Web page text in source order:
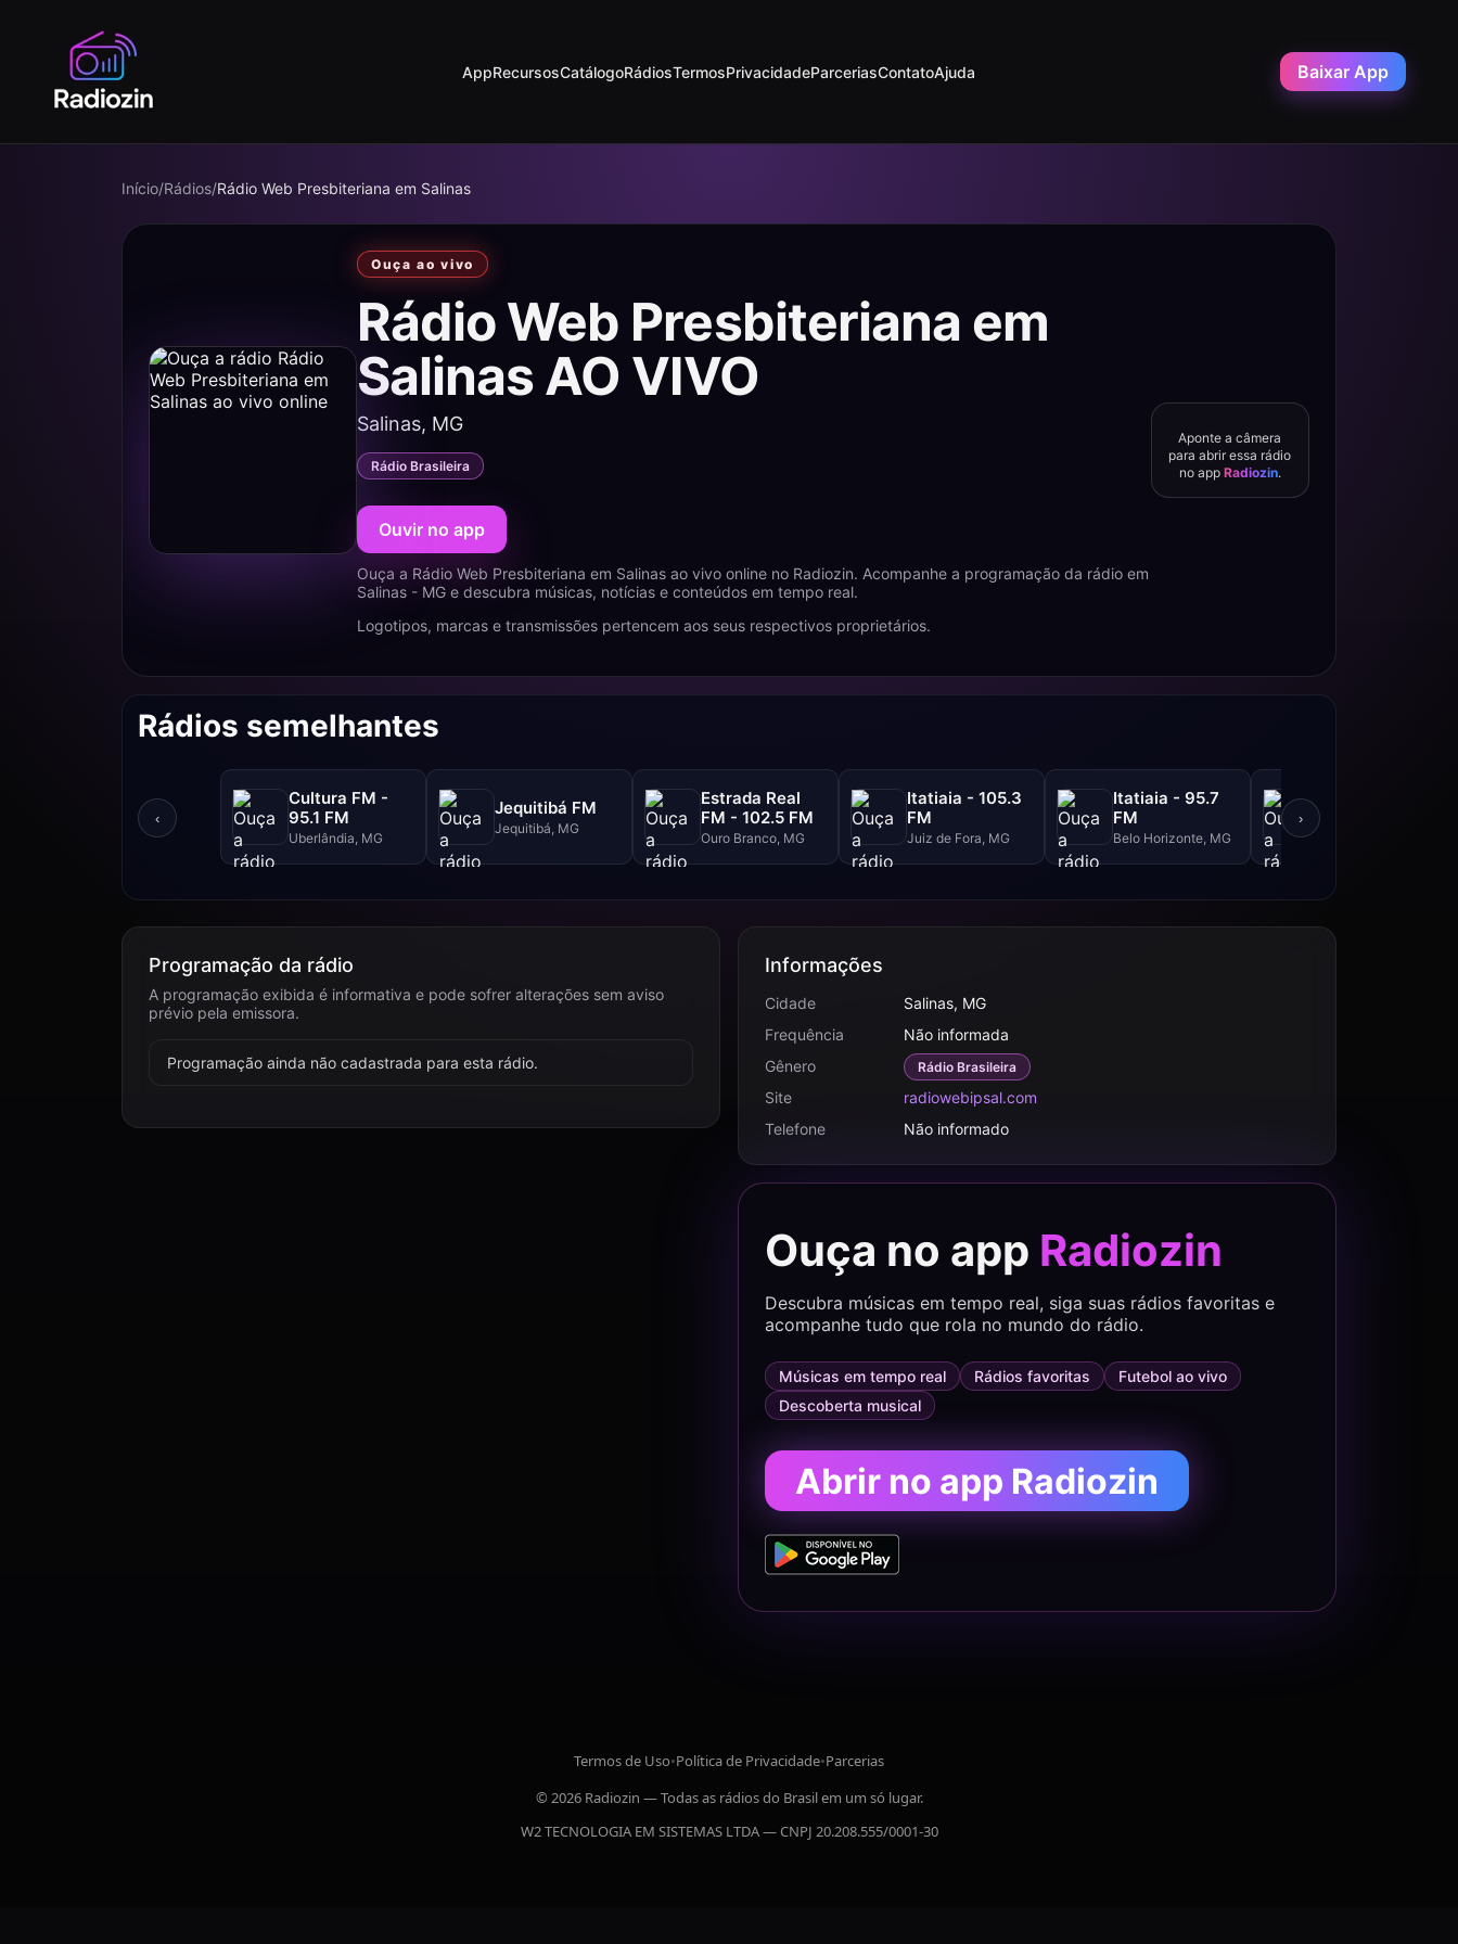
AppRecursosCatálogoRádiosTermosPrivacidadeParceriasContatoAjuda Baixar App
Início/Rádios/Rádio Web Presbiteriana em Salinas
Ouça ao vivo
Rádio Web Presbiteriana em
Salinas AO VIVO
Salinas, MG
Rádio Brasileira
Ouvir no app
Ouça a Rádio Web Presbiteriana em Salinas ao vivo online no Radiozin. Acompanhe a programação da rádio em
Salinas - MG e descubra músicas, notícias e conteúdos em tempo real.
Logotipos, marcas e transmissões pertencem aos seus respectivos proprietários.
Aponte a câmera
para abrir essa rádio
no app Radiozin.
Rádios semelhantes
‹
Cultura FM -
95.1 FM
Uberlândia, MG
Jequitibá FM
Jequitibá, MG
Estrada Real
FM - 102.5 FM
Ouro Branco, MG
Itatiaia - 105.3
FM
Juiz de Fora, MG
Itatiaia - 95.7
FM
Belo Horizonte, MG
AM
›
Programação da rádio
A programação exibida é informativa e pode sofrer alterações sem aviso
prévio pela emissora.
Programação ainda não cadastrada para esta rádio.
Informações
Cidade
Salinas, MG
Frequência
Não informada
Gênero
Rádio Brasileira
Site
radiowebipsal.com
Telefone
Não informado
Ouça no app Radiozin
Descubra músicas em tempo real, siga suas rádios favoritas e
acompanhe tudo que rola no mundo do rádio.
Músicas em tempo real Rádios favoritas
Futebol ao vivo
Descoberta musical
Abrir no app Radiozin
Termos de Uso•Política de Privacidade•Parcerias
© 2026 Radiozin — Todas as rádios do Brasil em um só lugar.
W2 TECNOLOGIA EM SISTEMAS LTDA — CNPJ 20.208.555/0001-30